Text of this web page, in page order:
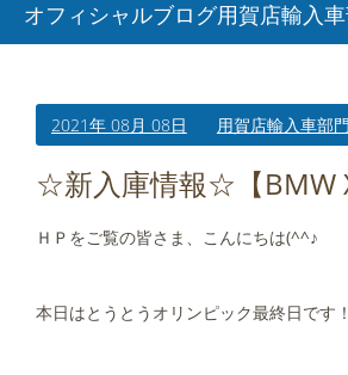
オフィシャルブログ用賀店輸入
2021年 08月 08日 用賀店輸入車部門
☆新入庫情報☆【BMW
ＨＰをご覧の皆さま、こんにちは(^^♪
本日はとうとうオリンピック最終日です！